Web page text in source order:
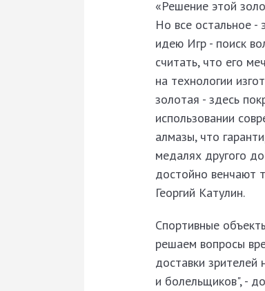
«Решение этой
Но все остальное -
идею Игр - поиск
считать, что его
на технологии
золотая - здесь
использовании
алмазы, что
медалях другого
достойно венчают
Георгий Катулин.
Спортивные
решаем вопросы
доставки зрителей
и болельщиков", -